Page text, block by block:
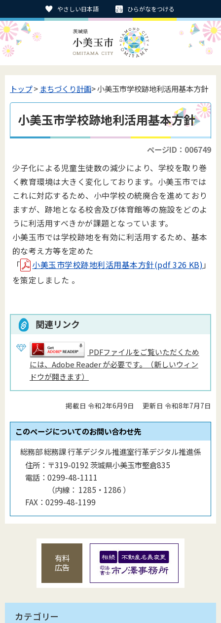
やさしい日本語 ひらがなをつける
トップ> まちづくり計画> 小美玉市学校跡地利活用基本方針
小美玉市学校跡地利活用基本方針
ページID：006749
少子化による児童生徒数の減少により、学校を取り巻
く教育環境は大きく変化しております。小美玉市では
これに対応するため、小中学校の統廃合を進めており
ますが、跡地となる校舎及び体育館等の施設をどのよ
うに利活用すべきかが課題となっています。
小美玉市では学校跡地を有効に利活用するため、基本
的な考え方等を定めた
「
小美玉市学校跡地利活用基本方針(pdf 326 KB) 」
を策定しました 。
関連リンク
PDFファイルをご覧いただくため
には、Adobe Reader が必要です。（新しいウィン
ドウが開きます）
掲載日 令和2年6月9日 更新日 令和8年7月7日
このページについてのお問い合わせ先
総務部 総務課 行革デジタル推進室行革デジタル推進係
住所： 〒319-0192 茨城県小美玉市堅倉835
電話： 0299-48-1111
（内線 ： 1285・1286 ）
FAX： 0299-48-1199
有料
広告
カテゴリー